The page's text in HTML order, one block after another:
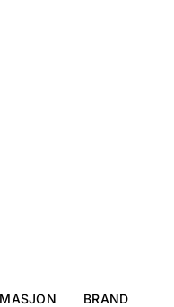
BRAND